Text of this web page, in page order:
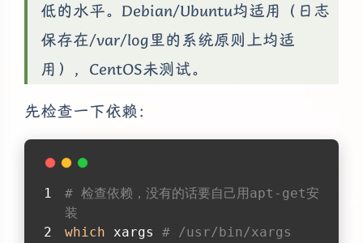
低的水平。Debian/Ubuntu均适用（日志
保存在/var/log里的系统原则上均适
用），CentOS未测试。
先检查一下依赖：
# 检查依赖，没有的话要自己用apt-get安
装
which xargs # /usr/bin/xargs